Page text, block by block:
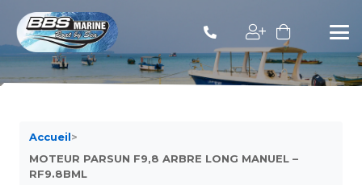
Accueil>
MOTEUR PARSUN F9,8 ARBRE LONG MANUEL –
RF9.8BML